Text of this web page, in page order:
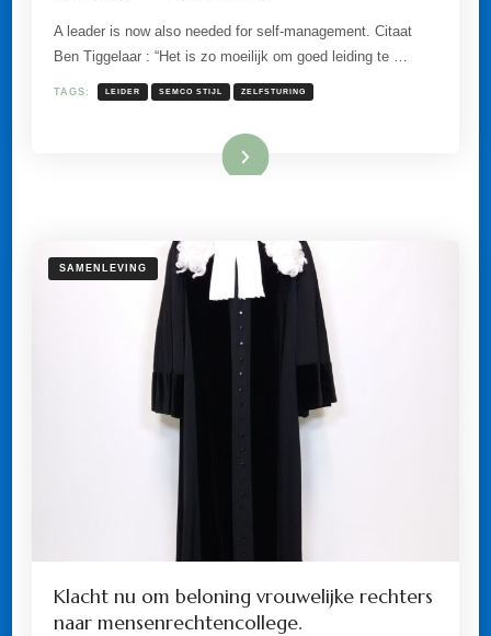
VOOR
ZELFSTURING
IS
EEN
A leader is now also needed for self-management. Citaat
Ben Tiggelaar : “Het is zo moeilijk om goed leiding te …
TAGS: LEIDER SEMCO STIJL ZELFSTURING
Lees meer
SAMENLEVING
Klacht nu om beloning vrouwelijke rechters
naar mensenrechtencollege.